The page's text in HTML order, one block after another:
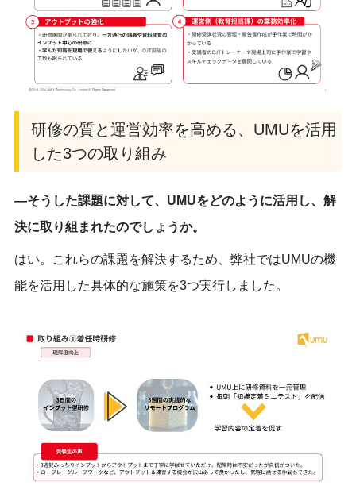
研修の質と運営効率を高める、UMUを活用
した3つの取り組み
―そうした課題に対して、UMUをどのように活用し、解
決に取り組まれたのでしょうか。
はい。これらの課題を解決するため、弊社ではUMUの機
能を活用した具体的な施策を3つ実行しました。